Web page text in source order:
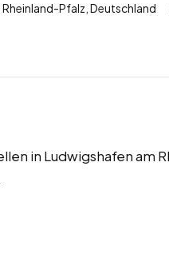
Pfalz, Deutschland
in Ludwigshafen am